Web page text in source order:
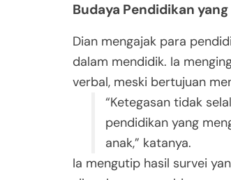
Budaya Pendidikan
Dian mengajak para
dalam mendidik. Ia
verbal, meski bertujuan
“Ketegasan tidak
pendidikan yang
anak,” katanya.
Ia mengutip hasil survei